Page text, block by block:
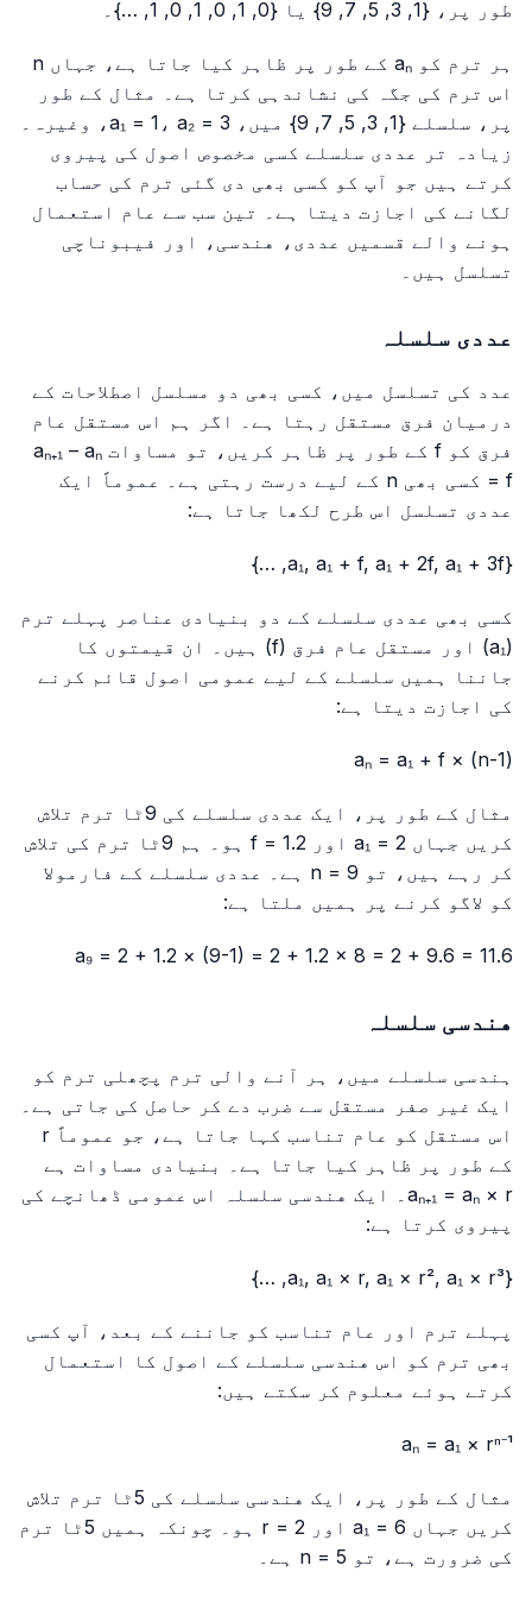
طور پر، {1, 3, 5, 7, 9} یا {0, 1, 0, 1, 0, 1, …}۔
ہر ترم کو aₙ کے طور پر ظاہر کیا جاتا ہے، جہاں n
اس ترم کی جگہ کی نشاندہی کرتا ہے۔ مثال کے طور
پر، سلسلے {1, 3, 5, 7, 9} میں، a₁ = 1، a₂ = 3، وغیرہ۔
زیادہ تر عددی سلسلے کسی مخصوص اصول کی پیروی
کرتے ہیں جو آپ کو کسی بھی دی گئی ترم کی حساب
لگانے کی اجازت دیتا ہے۔ تین سب سے عام استعمال
ہونے والے قسمیں عددی، هندسی، اور فیبوناچی
تسلسل ہیں۔
عددی سلسلہ
عدد کی تسلسل میں، کسی بھی دو مسلسل اصطلاحات کے
درمیان فرق مستقل رہتا ہے۔ اگر ہم اس مستقل عام
فرق کو f کے طور پر ظاہر کریں، تو مساوات aₙ₊₁ – aₙ
= f کسی بھی n کے لیے درست رہتی ہے۔ عموماً ایک
عددی تسلسل اس طرح لکھا جاتا ہے:
{a₁, a₁ + f, a₁ + 2f, a₁ + 3f, …}
کسی بھی عددی سلسلے کے دو بنیادی عناصر پہلے ترم
(a₁) اور مستقل عام فرق (f) ہیں۔ ان قیمتوں کا
جاننا ہمیں سلسلے کے لیے عمومی اصول قائم کرنے
کی اجازت دیتا ہے:
aₙ = a₁ + f × (n-1)
مثال کے طور پر، ایک عددی سلسلے کی 9ٹا ترم تلاش
کریں جہاں a₁ = 2 اور f = 1.2 ہو۔ ہم 9ٹا ترم کی تلاش
کر رہے ہیں، تو n = 9 ہے۔ عددی سلسلے کے فارمولا
کو لاگو کرنے پر ہمیں ملتا ہے:
a₉ = 2 + 1.2 × (9-1) = 2 + 1.2 × 8 = 2 + 9.6 = 11.6
هندسی سلسلہ
ہندسی سلسلے میں، ہر آنے والی ترم پچھلی ترم کو
ایک غیر صفر مستقل سے ضرب دے کر حاصل کی جاتی ہے۔
اس مستقل کو عام تناسب کہا جاتا ہے، جو عموماً r
کے طور پر ظاہر کیا جاتا ہے۔ بنیادی مساوات ہے
aₙ₊₁ = aₙ × r۔ ایک هندسی سلسلہ اس عمومی ڈھانچے کی
پیروی کرتا ہے:
{a₁, a₁ × r, a₁ × r², a₁ × r³, …}
پہلے ترم اور عام تناسب کو جاننے کے بعد، آپ کسی
بھی ترم کو اس هندسی سلسلے کے اصول کا استعمال
کرتے ہوئے معلوم کر سکتے ہیں:
aₙ = a₁ × rⁿ⁻¹
مثال کے طور پر، ایک هندسی سلسلے کی 5ٹا ترم تلاش
کریں جہاں a₁ = 6 اور r = 2 ہو۔ چونکہ ہمیں 5ٹا ترم
کی ضرورت ہے، تو n = 5 ہے۔